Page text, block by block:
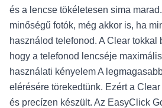
és a lencse tökéletesen sima
minőségű fotók, még akkor is, ha
használod telefonod. A Clear tokkal
hogy a telefonod lencséje
használati kényelem A
elérésére törekedtünk. Ezért a
és precízen készült. Az EasyClick